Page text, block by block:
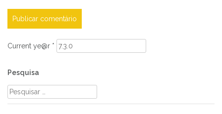
Current ye@r *
Pesquisa
Pesquisar
por: